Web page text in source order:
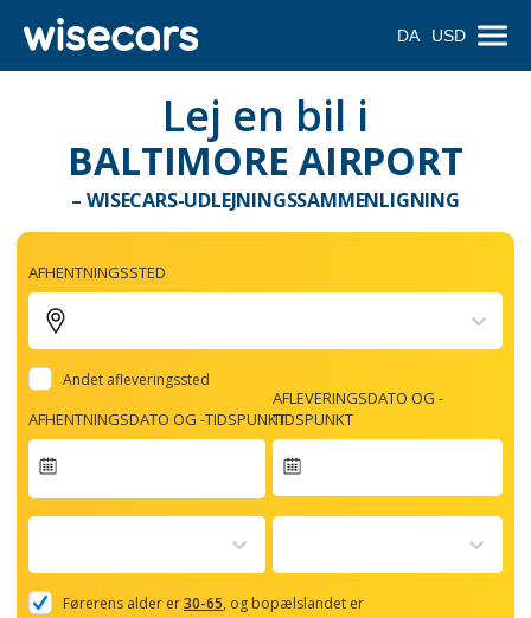
DA USD
Lej en bil i
BALTIMORE AIRPORT
– WISECARS-UDLEJNINGSSAMMENLIGNING
AFHENTNINGSSTED
Andet afleveringssted
AFHENTNINGSDATO OG -TIDSPUNKT
forward
with
the
AFLEVERINGSDATO OG -
TIDSPUNKT
Førerens alder er30-65, og bopælslandet er